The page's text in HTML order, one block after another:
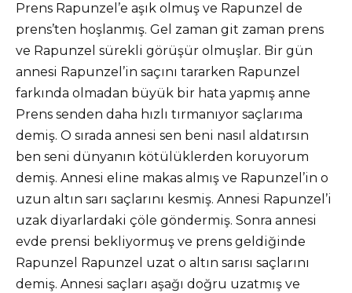
Prens Rapunzel’e aşık olmuş ve Rapunzel de
prens’ten hoşlanmış. Gel zaman git zaman prens
ve Rapunzel sürekli görüşür olmuşlar. Bir gün
annesi Rapunzel’in saçını tararken Rapunzel
farkında olmadan büyük bir hata yapmış anne
Prens senden daha hızlı tırmanıyor saçlarıma
demiş. O sırada annesi sen beni nasıl aldatırsın
ben seni dünyanın kötülüklerden koruyorum
demiş. Annesi eline makas almış ve Rapunzel’in o
uzun altın sarı saçlarını kesmiş. Annesi Rapunzel’i
uzak diyarlardaki çöle göndermiş. Sonra annesi
evde prensi bekliyormuş ve prens geldiğinde
Rapunzel Rapunzel uzat o altın sarısı saçlarını
demiş. Annesi saçları aşağı doğru uzatmış ve